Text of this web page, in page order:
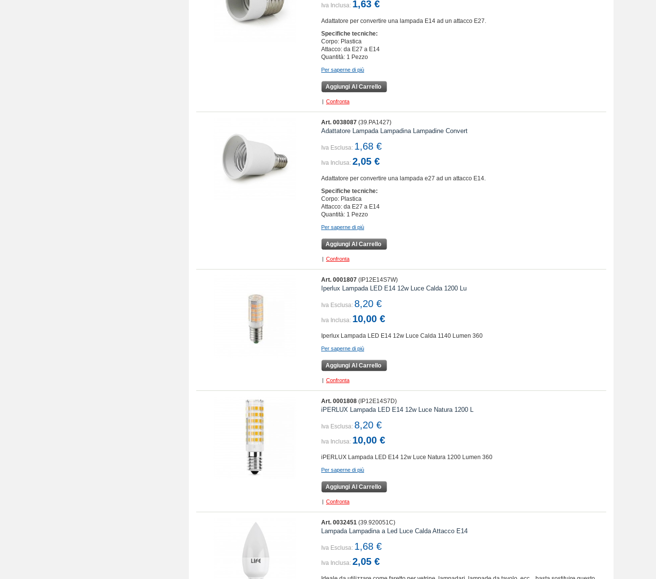
Iva Inclusa: 1,63 €
Adattatore per convertire una lampada E14 ad un attacco E27.
Specifiche tecniche:
Corpo: Plastica
Attacco: da E27 a E14
Quantità: 1 Pezzo
Per saperne di più
Aggiungi Al Carrello
Confronta
Art. 0038087(39.PA1427)
Adattatore Lampada Lampadina Lampadine Convert
Iva Esclusa: 1,68 €
Iva Inclusa: 2,05 €
Adattatore per convertire una lampada e27 ad un attacco E14.
Specifiche tecniche:
Corpo: Plastica
Attacco: da E27 a E14
Quantità: 1 Pezzo
Per saperne di più
Aggiungi Al Carrello
Confronta
Art. 0001807(IP12E14S7W)
Iperlux Lampada LED E14 12w Luce Calda 1200 Lu
Iva Esclusa: 8,20 €
Iva Inclusa: 10,00 €
Iperlux Lampada LED E14 12w Luce Calda 1140 Lumen 360
Per saperne di più
Aggiungi Al Carrello
Confronta
Art. 0001808(IP12E14S7D)
iPERLUX Lampada LED E14 12w Luce Natura 1200 L
Iva Esclusa: 8,20 €
Iva Inclusa: 10,00 €
iPERLUX Lampada LED E14 12w Luce Natura 1200 Lumen 360
Per saperne di più
Aggiungi Al Carrello
Confronta
Art. 0032451(39.920051C)
Lampada Lampadina a Led Luce Calda Attacco E14
Iva Esclusa: 1,68 €
Iva Inclusa: 2,05 €